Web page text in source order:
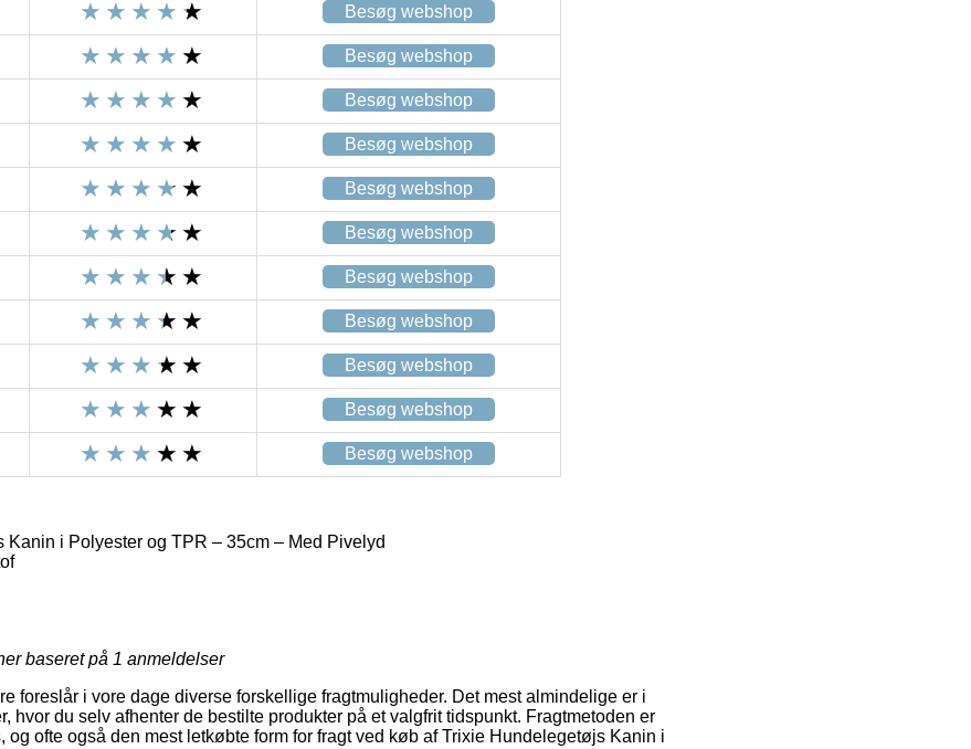
Besøg webshop
Besøg webshop
Besøg webshop
Besøg webshop
Besøg webshop
Besøg webshop
Besøg webshop
Besøg webshop
Besøg webshop
Besøg webshop
Besøg webshop
Kanin i Polyester og TPR – 35cm – Med Pivelyd
baseret på 1 anmeldelser
foreslår i vore dage diverse forskellige fragtmuligheder. Det mest almindelige er i
hvor du selv afhenter de bestilte produkter på et valgfrit tidspunkt. Fragtmetoden er
og ofte også den mest letkøbte form for fragt ved køb af Trixie Hundelegetøjs Kanin i